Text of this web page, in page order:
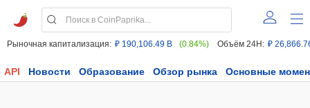
Рыночная капитализация: ₽ 190,106.49 B (0.84%) Объём 24H: ₽
API Новости Образование Обзор рынка Основные